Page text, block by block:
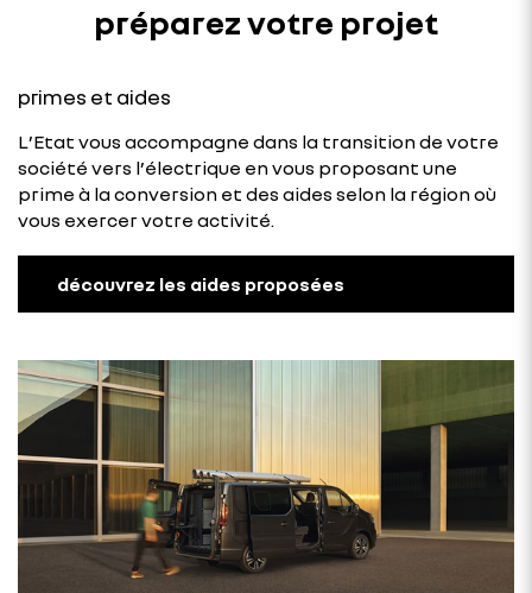
préparez votre projet
primes et aides
L’Etat vous accompagne dans la transition de votre
société vers l’électrique en vous proposant une
prime à la conversion et des aides selon la région où
vous exercer votre activité.
découvrez les aides proposées